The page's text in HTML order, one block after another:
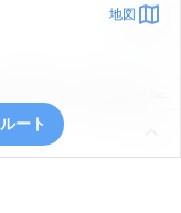
地図
ルート